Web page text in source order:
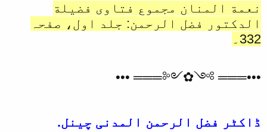
نعمة المنان مجموع فتاوى فضيلة
الدكتور فضل الرحمن: جلد اول، صفحہ
332۔
•••═══ ༻✿༺═══ •••
ڈاکٹر فضل الرحمن المدنی چینل.